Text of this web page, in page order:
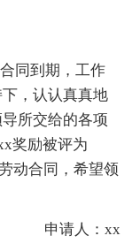
同到期，工作
，认认真真地
所交给的各项
奖励被评为
动合同，希望领
申请人：xx